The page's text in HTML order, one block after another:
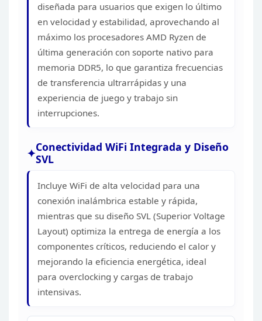
diseñada para usuarios que exigen lo último
en velocidad y estabilidad, aprovechando al
máximo los procesadores AMD Ryzen de
última generación con soporte nativo para
memoria DDR5, lo que garantiza frecuencias
de transferencia ultrarrápidas y una
experiencia de juego y trabajo sin
interrupciones.
Conectividad WiFi Integrada y Diseño
SVL
Incluye WiFi de alta velocidad para una
conexión inalámbrica estable y rápida,
mientras que su diseño SVL (Superior Voltage
Layout) optimiza la entrega de energía a los
componentes críticos, reduciendo el calor y
mejorando la eficiencia energética, ideal
para overclocking y cargas de trabajo
intensivas.